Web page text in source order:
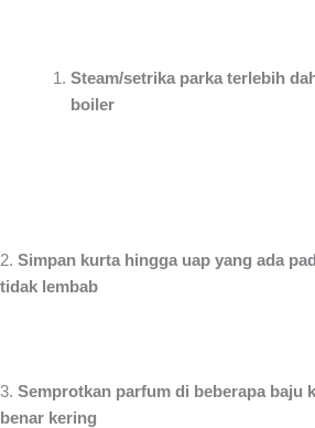
Steam/setrika parka terlebih
boiler
2. Simpan kurta hingga uap yang ada
tidak lembab
3. Semprotkan parfum di beberapa baju
benar kering